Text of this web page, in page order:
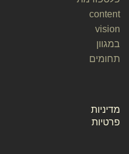
content
vision
במגוון
תחומים
מדיניות
פרטיות